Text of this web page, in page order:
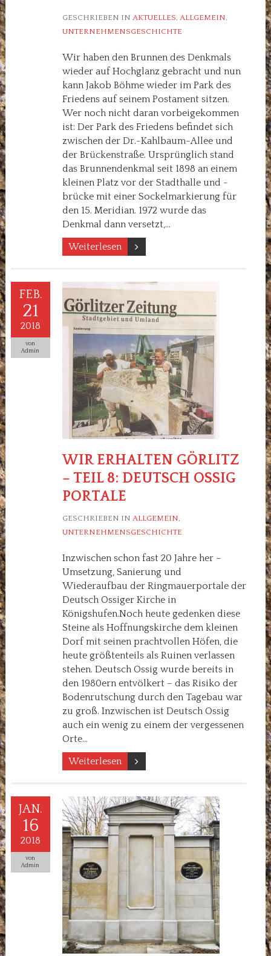
GESCHRIEBEN IN AKTUELLES, ALLGEMEIN,
UNTERNEHMENSGESCHICHTE
Wir haben den Brunnen des Denkmals
wieder auf Hochglanz gebracht und nun
kann Jakob Böhme wieder im Park des
Friedens auf seinem Postament sitzen.
Wer noch nicht daran vorbeigekommen
ist: Der Park des Friedens befindet sich
zwischen der Dr.-Kahlbaum-Allee und
der Brückenstraße. Ursprünglich stand
das Brunnendenkmal seit 1898 an einem
kleinen Platz vor der Stadthalle und -
brücke mit einer Sockelmarkierung für
den 15. Meridian. 1972 wurde das
Denkmal dann versetzt,…
Weiterlesen
FEB.
21
2018
von
Admin
WIR ERHALTEN GÖRLITZ
– TEIL 8: DEUTSCH OSSIG
PORTALE
GESCHRIEBEN IN ALLGEMEIN,
UNTERNEHMENSGESCHICHTE
Inzwischen schon fast 20 Jahre her –
Umsetzung, Sanierung und
Wiederaufbau der Ringmauerportale der
Deutsch Ossiger Kirche in
Königshufen.Noch heute gedenken diese
Steine als Hoffnungskirche dem kleinen
Dorf mit seinen prachtvollen Höfen, die
heute größtenteils als Ruinen verlassen
stehen. Deutsch Ossig wurde bereits in
den 1980ern entvölkert – das Risiko der
Bodenrutschung durch den Tagebau war
zu groß. Inzwischen ist Deutsch Ossig
auch ein wenig zu einem der vergessenen
Orte…
Weiterlesen
JAN.
16
2018
von
Admin